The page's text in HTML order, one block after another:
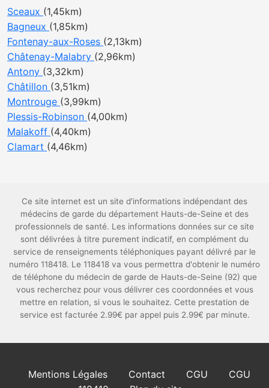
Sceaux (1,45km)
Bagneux (1,85km)
Fontenay-aux-Roses (2,13km)
Châtenay-Malabry (2,96km)
Antony (3,32km)
Châtillon (3,51km)
Montrouge (3,99km)
Plessis-Robinson (4,00km)
Malakoff (4,40km)
Clamart (4,46km)
Ce site internet est un site d'informations indépendant des
médecins de garde du département Hauts-de-Seine et des
professionnels de santé. Les informations données sur ce site
sont délivrées à titre purement indicatif, en complément du
service de renseignements téléphoniques payant délivré par le
numéro 118418. Le 118418 va vous permettra d'obtenir le numéro
de téléphone du médecin de garde de Hauts-de-Seine (92) que
vous recherchez pour vous délivrer ces coordonnées et vous
mettre en relation, si vous le souhaitez. Cette prestation de
service est facturée 2.99€ par appel puis 2.99€ par minute.
Mentions Légales Contact CGU
CGU